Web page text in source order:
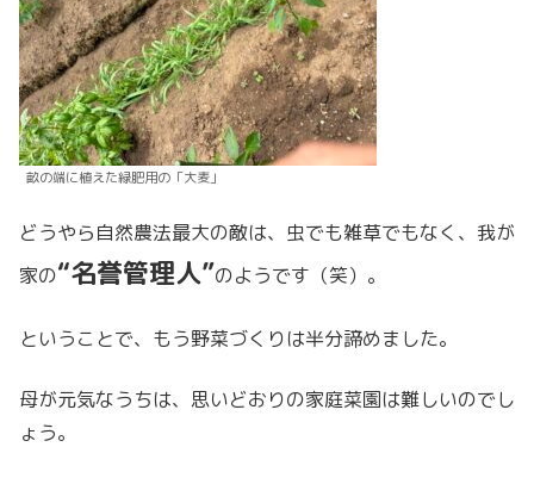
畝の端に植えた緑肥用の「大麦」
どうやら自然農法最大の敵は、虫でも雑草でもなく、我が
家の“名誉管理人”のようです（笑）。
ということで、もう野菜づくりは半分諦めました。
母が元気なうちは、思いどおりの家庭菜園は難しいのでし
ょう。